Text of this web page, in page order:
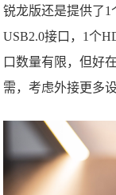
锐龙版还是提供了1
USB2.0接口，1个
口数量有限，但好
需，考虑外接更多